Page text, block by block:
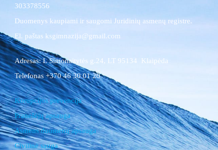
303378556
Duomenys kaupiami ir saugomi Juridinių asmenų registre.
El. paštas ksgimnazija@gmail.com
Adresas: I. Simonaitytės g.24, LT 95134 Klaipėda
Telefonas +370 46 30 01 20
Korupcijos prevencija
Pranešėjų apsauga
Asmens duomenų apsauga
Civilinė sauga